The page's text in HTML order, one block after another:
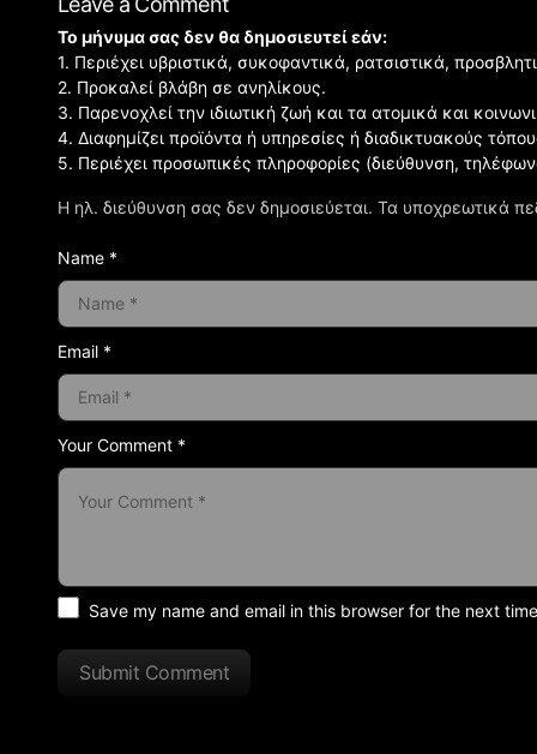
Η ηλ. διεύθυνση σας δεν δημοσιεύεται. Τα υποχρεωτικά
Your Comment *
Το μήνυμα σας δεν θα δημοσιευτεί εάν:
1. Περιέχει υβριστικά, συκοφαντικά, ρατσιστικά,
2. Προκαλεί βλάβη σε ανηλίκους.
3. Παρενοχλεί την ιδιωτική ζωή και τα ατομικά και
4. Διαφημίζει προϊόντα ή υπηρεσίες ή διαδικτυακούς
5. Περιέχει προσωπικές πληροφορίες (διεύθυνση,
Name *
Email *
Save my name and email in this browser for the next
Submit Comment